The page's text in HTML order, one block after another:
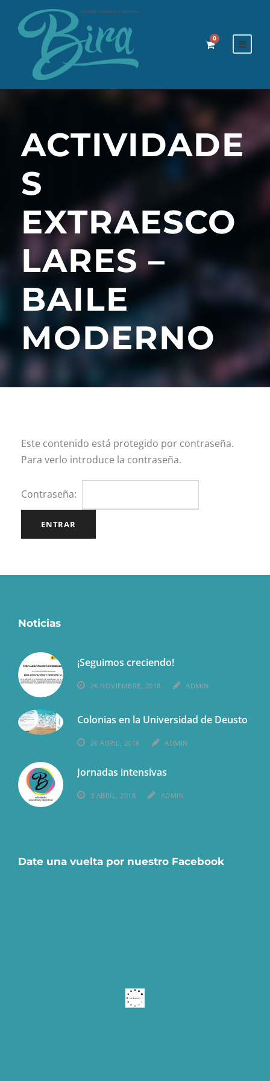
0
ACTIVIDADE
S
EXTRAESCO
LARES –
BAILE
MODERNO
Este contenido está protegido por contraseña.
Para verlo introduce la contraseña.
Contraseña:
Noticias
¡Seguimos creciendo!
26 NOVIEMBRE, 2018 ADMIN
Colonias en la Universidad de Deusto
26 ABRIL, 2018 ADMIN
Jornadas intensivas
3 ABRIL, 2018 ADMIN
Date una vuelta por nuestro Facebook